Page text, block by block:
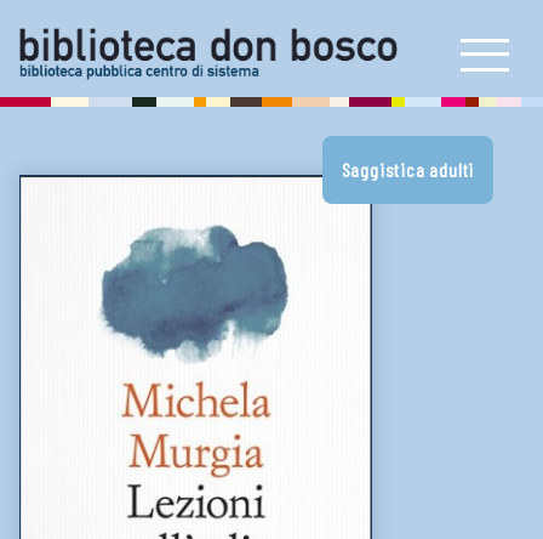
Self check e book box
Prestito interbibliotecario
E-book reader e consolle
Artoteca
Bookstart
Carta dei servizi
Proposta di acquisto
NEWS & INIZIATIVE
LINK UTILI
Saggistica adulti